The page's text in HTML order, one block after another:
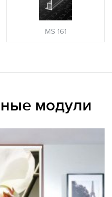
MS 161
модули